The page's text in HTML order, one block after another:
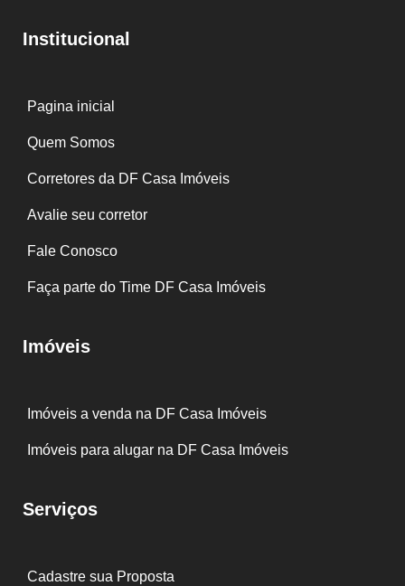
Institucional
Pagina inicial
Quem Somos
Corretores da DF Casa Imóveis
Avalie seu corretor
Fale Conosco
Faça parte do Time DF Casa Imóveis
Imóveis
Imóveis a venda na DF Casa Imóveis
Imóveis para alugar na DF Casa Imóveis
Serviços
Cadastre sua Proposta